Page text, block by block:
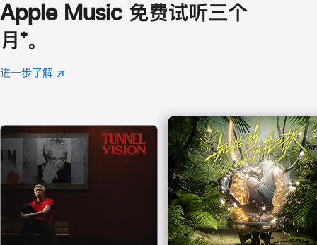
Apple Music 免费试听三个
月 脚
注
⁺。
进一步了解 Apple
(在
口
中
打
开)